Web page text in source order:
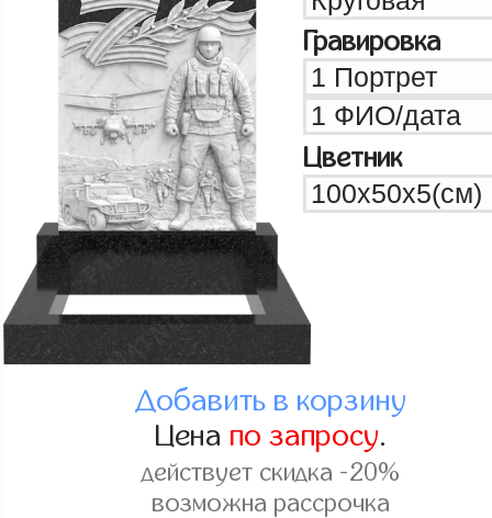
Гравировка
Цветник
Добавить в корзину
Цена по запросу.
действует скидка -20%
возможна рассрочка